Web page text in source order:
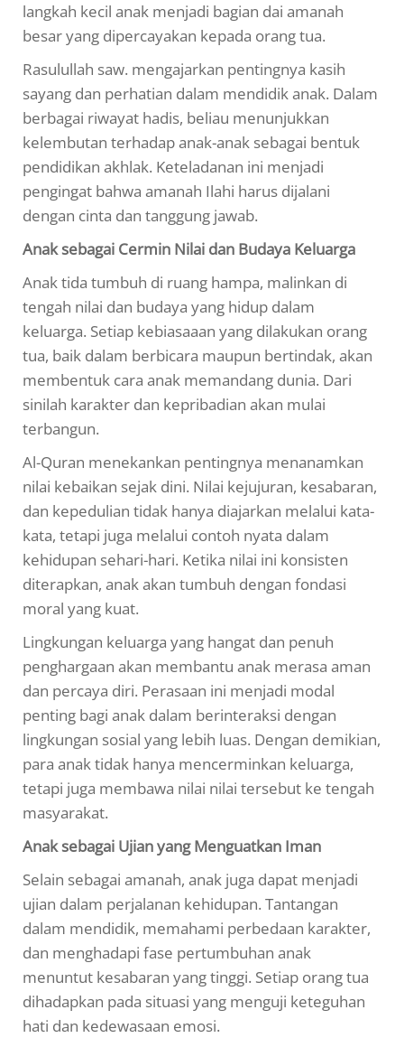
langkah kecil anak menjadi bagian dai amanah
besar yang dipercayakan kepada orang tua.
Rasulullah saw. mengajarkan pentingnya kasih
sayang dan perhatian dalam mendidik anak. Dalam
berbagai riwayat hadis, beliau menunjukkan
kelembutan terhadap anak-anak sebagai bentuk
pendidikan akhlak. Keteladanan ini menjadi
pengingat bahwa amanah Ilahi harus dijalani
dengan cinta dan tanggung jawab.
Anak sebagai Cermin Nilai dan Budaya Keluarga
Anak tida tumbuh di ruang hampa, malinkan di
tengah nilai dan budaya yang hidup dalam
keluarga. Setiap kebiasaaan yang dilakukan orang
tua, baik dalam berbicara maupun bertindak, akan
membentuk cara anak memandang dunia. Dari
sinilah karakter dan kepribadian akan mulai
terbangun.
Al-Quran menekankan pentingnya menanamkan
nilai kebaikan sejak dini. Nilai kejujuran, kesabaran,
dan kepedulian tidak hanya diajarkan melalui kata-
kata, tetapi juga melalui contoh nyata dalam
kehidupan sehari-hari. Ketika nilai ini konsisten
diterapkan, anak akan tumbuh dengan fondasi
moral yang kuat.
Lingkungan keluarga yang hangat dan penuh
penghargaan akan membantu anak merasa aman
dan percaya diri. Perasaan ini menjadi modal
penting bagi anak dalam berinteraksi dengan
lingkungan sosial yang lebih luas. Dengan demikian,
para anak tidak hanya mencerminkan keluarga,
tetapi juga membawa nilai nilai tersebut ke tengah
masyarakat.
Anak sebagai Ujian yang Menguatkan Iman
Selain sebagai amanah, anak juga dapat menjadi
ujian dalam perjalanan kehidupan. Tantangan
dalam mendidik, memahami perbedaan karakter,
dan menghadapi fase pertumbuhan anak
menuntut kesabaran yang tinggi. Setiap orang tua
dihadapkan pada situasi yang menguji keteguhan
hati dan kedewasaan emosi.